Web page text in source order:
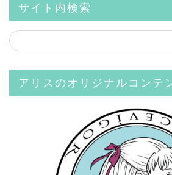
サイト内検索
アリスのオリジナルコンテ